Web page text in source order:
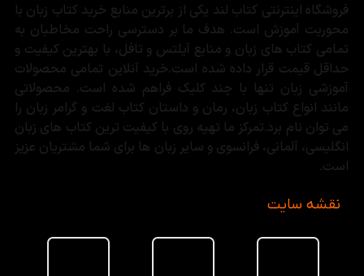
فروشگاه اینترنتی کتاب لند یکی از برترین منابع خرید کتاب زبان با
محوریت آموزش است. هدف ما بر دسترسی راحت مخاطبان به
تمامی کتاب های زبان و منابع آیلتس و تافل، با بهترین کیفیت و
حداقل قیمت قرار داده شده است.خرید آنلاین تمامی محصولات
آموزشی زبان تنها با چند کلیک فراهم شده است. محصولاتی
مانند انواع کتاب زبان، رمان و داستان کتاب لغت و گرامر زبان را
می توان نام برد.تمرکز ما تهیه روی با کیفیت ترین کتاب های زبان
انگلیسی، آلمانی، فرانسوی و سایر زبان ها برای شما مشتریان عزیز
است.
نقشه سایت